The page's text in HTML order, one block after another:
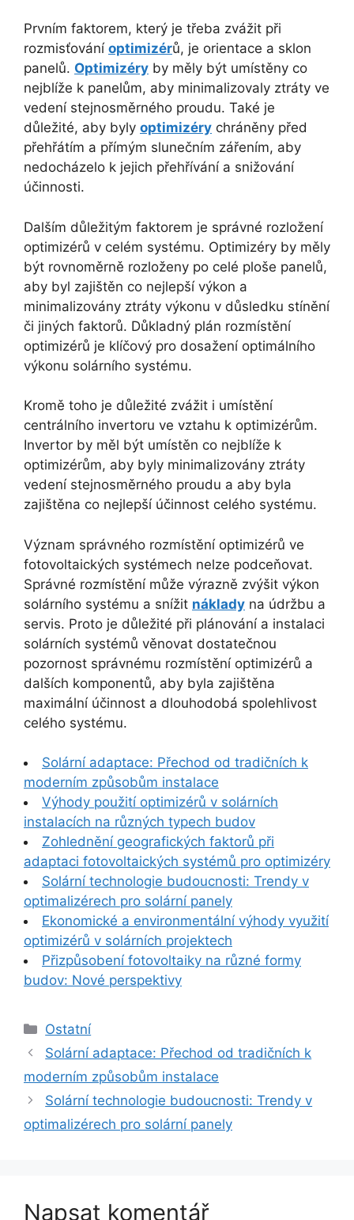
Prvním faktorem, který je třeba zvážit při
rozmisťování optimizérů, je orientace a sklon
panelů. Optimizéry by měly být umístěny co
nejblíže k panelům, aby minimalizovaly ztráty ve
vedení stejnosměrného proudu. Také je
důležité, aby byly optimizéry chráněny před
přehřátím a přímým slunečním zářením, aby
nedocházelo k jejich přehřívání a snižování
účinnosti.
Dalším důležitým faktorem je správné rozložení
optimizérů v celém systému. Optimizéry by měly
být rovnoměrně rozloženy po celé ploše panelů,
aby byl zajištěn co nejlepší výkon a
minimalizovány ztráty výkonu v důsledku stínění
či jiných faktorů. Důkladný plán rozmístění
optimizérů je klíčový pro dosažení optimálního
výkonu solárního systému.
Kromě toho je důležité zvážit i umístění
centrálního invertoru ve vztahu k optimizérům.
Invertor by měl být umístěn co nejblíže k
optimizérům, aby byly minimalizovány ztráty
vedení stejnosměrného proudu a aby byla
zajištěna co nejlepší účinnost celého systému.
Význam správného rozmístění optimizérů ve
fotovoltaických systémech nelze podceňovat.
Správné rozmístění může výrazně zvýšit výkon
solárního systému a snížit náklady na údržbu a
servis. Proto je důležité při plánování a instalaci
solárních systémů věnovat dostatečnou
pozornost správnému rozmístění optimizérů a
dalších komponentů, aby byla zajištěna
maximální účinnost a dlouhodobá spolehlivost
celého systému.
Solární adaptace: Přechod od tradičních k
moderním způsobům instalace
Výhody použití optimizérů v solárních
instalacích na různých typech budov
Zohlednění geografických faktorů při
adaptaci fotovoltaických systémů pro optimizéry
Solární technologie budoucnosti: Trendy v
optimalizérech pro solární panely
Ekonomické a environmentální výhody využití
optimizérů v solárních projektech
Přizpůsobení fotovoltaiky na různé formy
budov: Nové perspektivy
Rubriky
Ostatní
Solární adaptace: Přechod od tradičních k
moderním způsobům instalace
Solární technologie budoucnosti: Trendy v
optimalizérech pro solární panely
Napsat komentář